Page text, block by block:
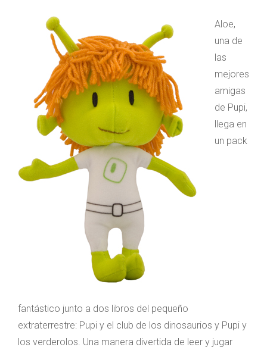
Aloe,
una de
las
mejores
amigas
de Pupi,
llega en
un pack
fantástico junto a dos libros del pequeño
extraterrestre: Pupi y el club de los dinosaurios y Pupi y
los verderolos. Una manera divertida de leer y jugar